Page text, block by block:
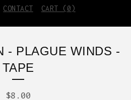
CONTACT CART ( 0)
- PLAGUE WINDS -
TAPE
$8.00